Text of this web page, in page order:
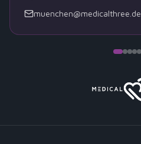
muenchen@medicalthree.de